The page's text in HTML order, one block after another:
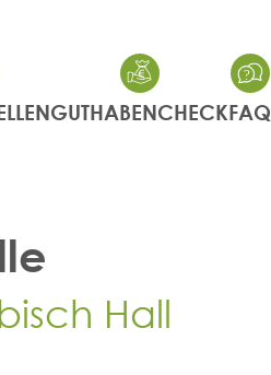
GUTHABENCHECKFAQ
Hall